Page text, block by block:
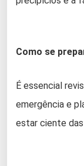
Como se
É essencial
emergência e
estar ciente